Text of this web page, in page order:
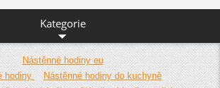
Kategorie
Nástěnné hodiny eu
hodiny
Nástěnné hodiny do kuchyně